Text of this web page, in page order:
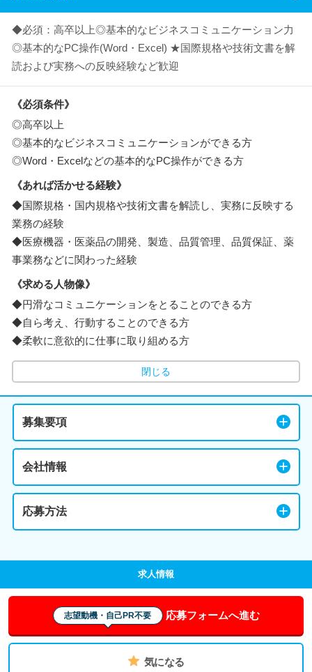
◆必須：高卒以上◎基本的なビジネスコミュニケーション力
◎基本的なPC操作(Word・Excel) ★国際規格や技術文書を解
読および実務への反映経験など歓迎
《必須条件》
◎高卒以上
◎基本的なビジネスコミュニケーションができる方
◎Word・Excelなどの基本的なPC操作ができる方
《あれば活かせる経験》
◆国際規格・国内規格や技術文書を解読し、実務に反映する
業務の経験
◆医療機器・医薬品の開発、製造、品質管理、品質保証、薬
事業務などに関わった経験
《求める人物像》
◆円滑なコミュニケーションをとることのできる方
◆自ら考え、行動することのできる方
◆柔軟に意欲的に仕事に取り組める方
閉じる
募集要項
会社情報
応募方法
求人情報
志望動機・自己PR不要 応募フォームへ進む
気になる